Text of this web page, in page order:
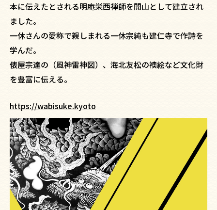
本に伝えたとされる明庵栄西禅師を開山として建立され
ました。
一休さんの愛称で親しまれる一休宗純も建仁寺で作詩を
学んだ。
俵屋宗達の（風神雷神図）、海北友松の襖絵など文化財
を豊富に伝える。
https://wabisuke.kyoto